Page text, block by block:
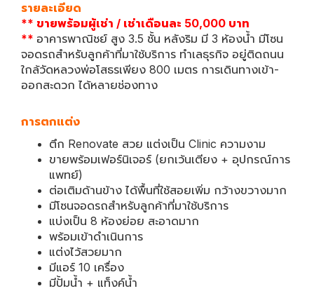
รายละเอียด
** ขายพร้อมผู้เช่า / เช่าเดือนละ 50,000 บาท
** อาคารพาณิชย์ สูง 3.5 ชั้น หลังริม มี 3 ห้องน้ำ มีโซน
จอดรถสำหรับลูกค้าที่มาใช้บริการ ทำเลธุรกิจ อยู่ติดถนน
ใกล้วัดหลวงพ่อโสธรเพียง 800 เมตร การเดินทางเข้า-
ออกสะดวก ได้หลายช่องทาง
การตกแต่ง
ตึก Renovate สวย แต่งเป็น Clinic ความงาม
ขายพร้อมเฟอร์นิเจอร์ (ยกเว้นเตียง + อุปกรณ์การ
แพทย์)
ต่อเติมด้านข้าง ได้พื้นที่ใช้สอยเพิ่ม กว้างขวางมาก
มีโซนจอดรถสำหรับลูกค้าที่มาใช้บริการ
แบ่งเป็น 8 ห้องย่อย สะอาดมาก
พร้อมเข้าดำเนินการ
แต่งไว้สวยมาก
มีแอร์ 10 เครื่อง
มีปั้มน้ำ + แท็งค์น้ำ